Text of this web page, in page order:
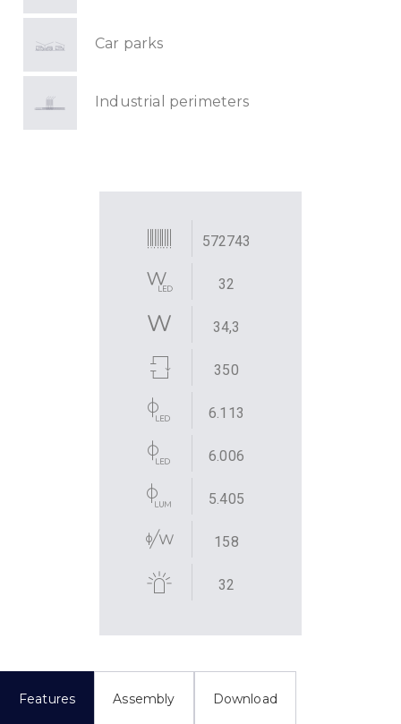
Car parks
Industrial perimeters
572743
32
34,3
350
6.113
6.006
5.405
158
32
Features Assembly Download